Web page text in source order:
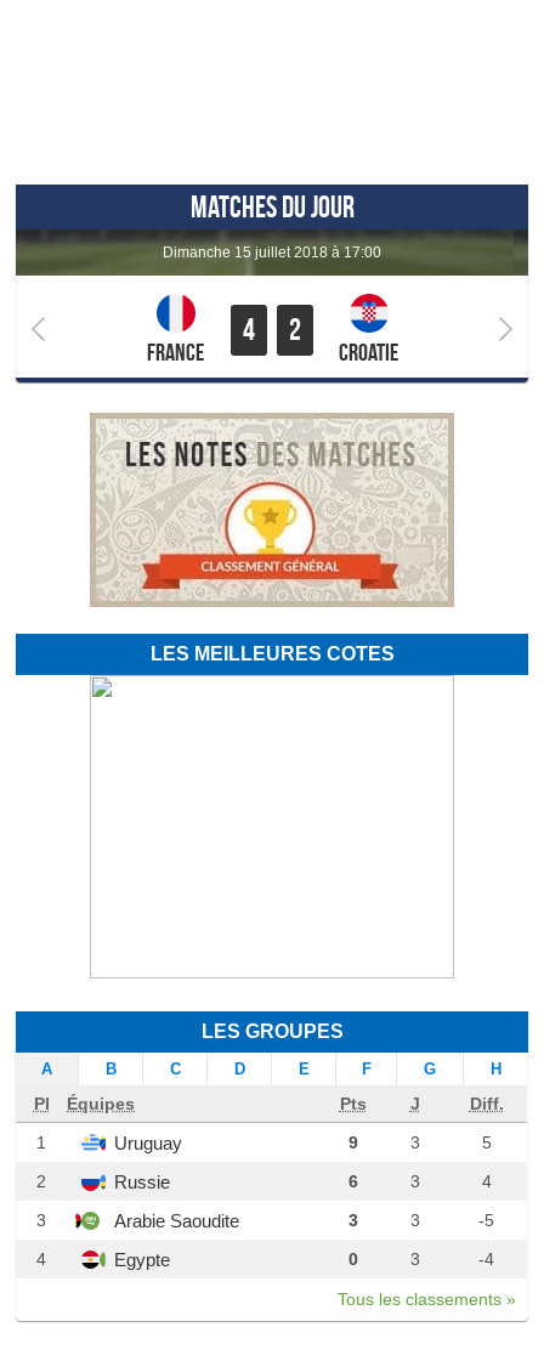
MATCHES DU JOUR
dimanche 15 juillet 2018 à 17:00
France
4 2
Croatie
LES MEILLEURES COTES
LES GROUPES
A B C D E F G H
Pl Équipes Pts J
Diff.
1
Uruguay 9 3
5
2
Russie 6 3
4
3
Arabie Saoudite 3 3
-5
4
Egypte 0 3 -4
Tous les classements »